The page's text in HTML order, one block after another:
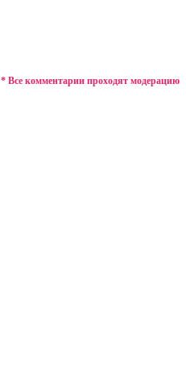
* Все комментарии проходят модерацию